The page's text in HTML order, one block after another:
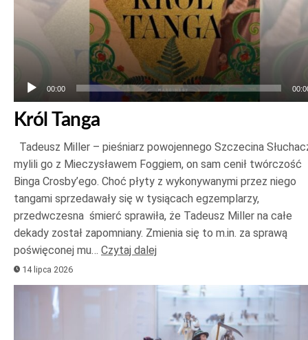
00:00
Król Tanga
Tadeusz Miller – pieśniarz powojennego Szczecina
mylili go z Mieczysławem Foggiem, on sam cenił twórczość
Binga Crosby’ego. Choć płyty z wykonywanymi przez niego
tangami sprzedawały się w tysiącach egzemplarzy,
przedwczesna śmierć sprawiła, że Tadeusz Miller na całe
dekady został zapomniany. Zmienia się to m.in. za sprawą
poświęconej mu… Czytaj dalej
14 lipca 2026
Odtwarzacz